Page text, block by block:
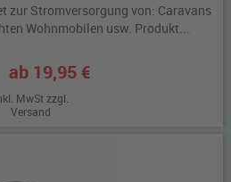
zur Stromversorgung von: Caravans
Wohnmobilen usw. Produkt...
ab 19,95 €
MwSt zzgl.
Versand